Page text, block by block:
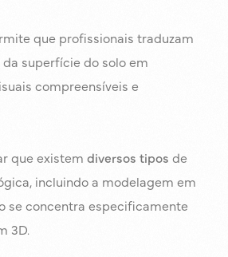
que profissionais traduzam
superfície do solo em
compreensíveis e
que existemdiversos tipos de
incluindo a modelagem em
se concentra especificamente
3D.